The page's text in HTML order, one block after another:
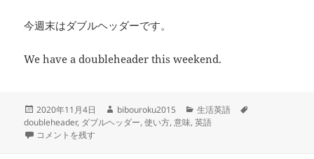
今週末はダブルヘッダーです。
We have a doubleheader this weekend.
投
稿
日:
2020年11月4日
作
成
bibouroku2015
カ
テ
生活英語
doubleheader, ダブルヘッダー,使い方,意味,英語
-doubleheader- ダブルヘッダー、同じ日に同じチームが2回対戦するこ
コメントを残す